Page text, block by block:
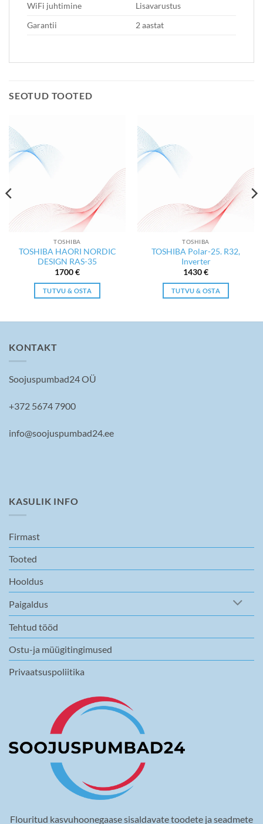
WiFi juhtimine
Lisavarustus
Garantii
2 aastat
SEOTUD TOOTED
TOSHIBA
TOSHIBA HAORI NORDIC
DESIGN RAS-35
1700€
TUTVU & OSTA
TOSHIBA
TOSHIBA Polar-25. R32,
Inverter
1430€
TUTVU & OSTA
KONTAKT
Soojuspumbad24 OÜ
+372 5674 7900
info@soojuspumbad24.ee
KASULIK INFO
Firmast
Tooted
Hooldus
Paigaldus
Tehtud tööd
Ostu-ja müügitingimused
Privaatsuspoliitika
Flouritud kasvuhoonegaase sisaldavate toodete ja seadmete